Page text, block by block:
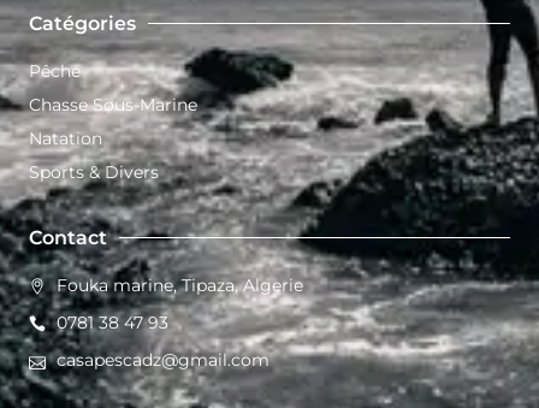
Catégories
Pêche
Chasse Sous-Marine
Natation
Sports & Divers
Contact
Fouka marine, Tipaza, Algerie
0781 38 47 93
casapescadz@gmail.com